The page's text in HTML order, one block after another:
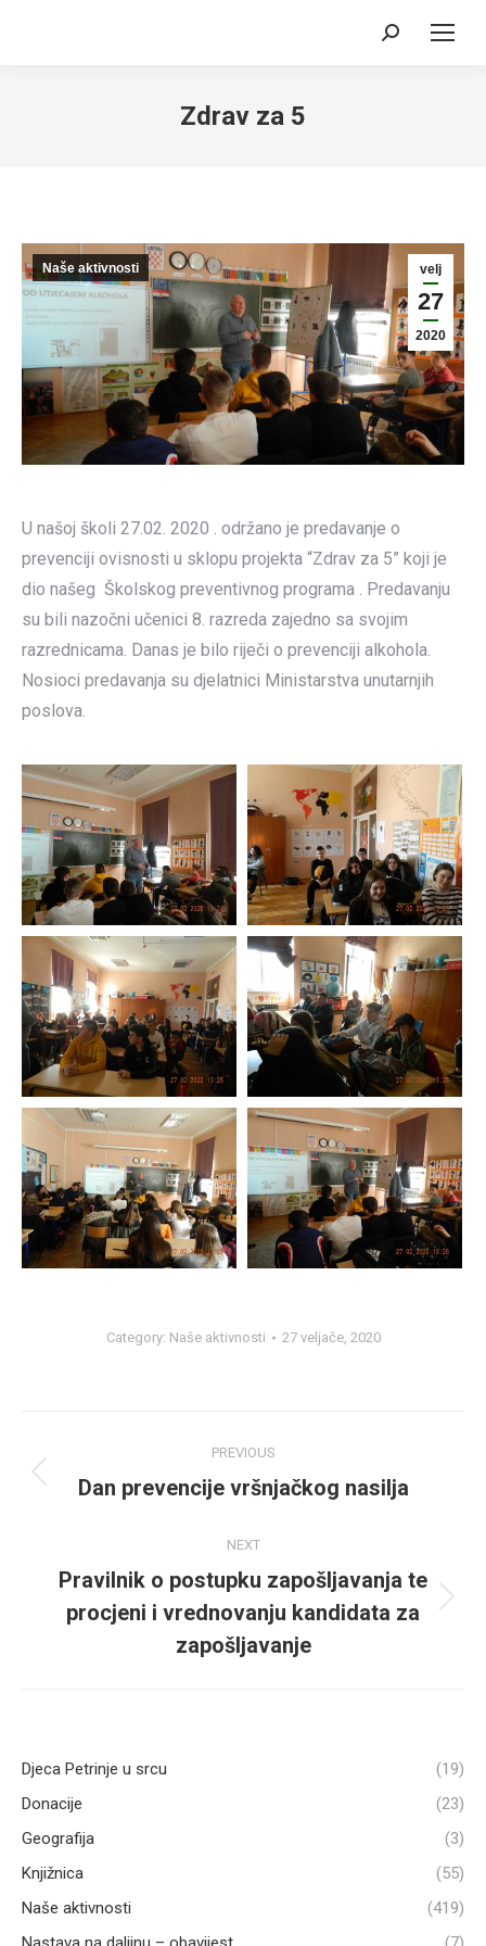
Search:
Zdrav za 5
velj
27
2020
Naše aktivnosti
U našoj školi 27.02. 2020 . održano je predavanje o
prevenciji ovisnosti u sklopu projekta “Zdrav za 5” koji je
dio našeg Školskog preventivnog programa . Predavanju
su bili nazočni učenici 8. razreda zajedno sa svojim
razrednicama. Danas je bilo riječi o prevenciji alkohola.
Nosioci predavanja su djelatnici Ministarstva unutarnjih
poslova.
Category: Naše aktivnosti 27 veljače, 2020
navigation
PREVIOUS
Previous
Dan prevencije vršnjačkog nasilja
NEXT
Next
post:
Pravilnik o postupku zapošljavanja te
procjeni i vrednovanju kandidata za
zapošljavanje
Djeca Petrinje u srcu
(19)
Donacije
(23)
Geografija
(3)
Knjižnica
(55)
Naše aktivnosti
(419)